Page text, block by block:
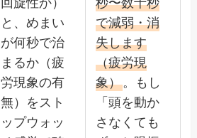
と、めまい
が何秒で治
まるか（疲
労現象の有
無）をスト
ップウォッ
で減弱・消
失します
（疲労現
象）。もし
「頭を動か
さなくても